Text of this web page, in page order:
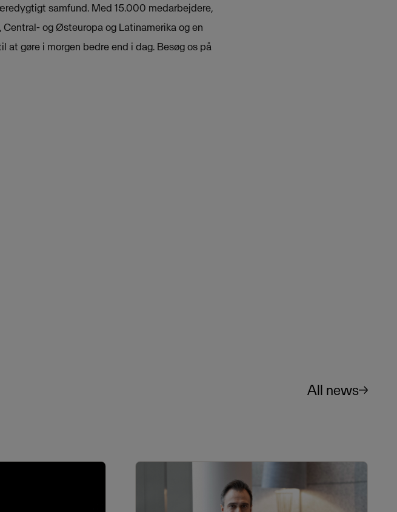
samfund. Med 15.000 medarbejdere,
og Østeuropa og Latinamerika og en
gøre i morgen bedre end i dag. Besøg os på
All news